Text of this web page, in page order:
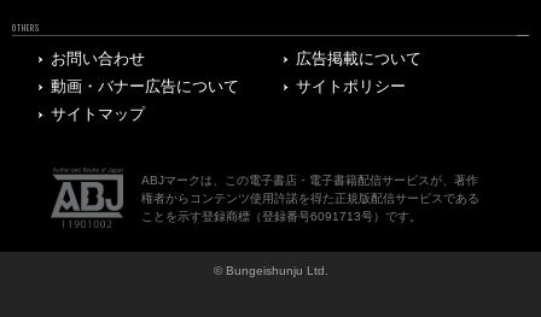
OTHERS
お問い合わせ
広告掲載について
動画・バナー広告について
サイトポリシー
サイトマップ
ABJマークは、この電子書店・電子書籍配信サービスが、著作
権者からコンテンツ使用許諾を得た正規版配信サービスである
ことを示す登録商標（登録番号6091713号）です。
© Bungeishunju Ltd.